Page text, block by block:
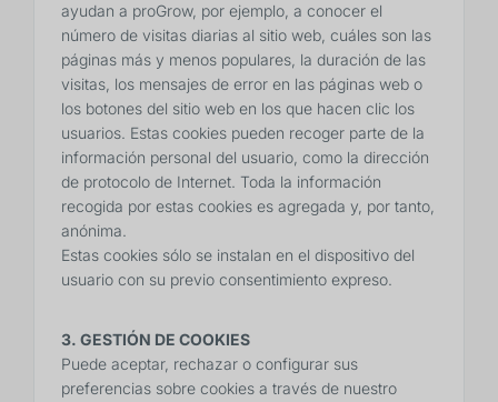
ayudan a proGrow, por ejemplo, a conocer el
número de visitas diarias al sitio web, cuáles son las
páginas más y menos populares, la duración de las
visitas, los mensajes de error en las páginas web o
los botones del sitio web en los que hacen clic los
usuarios. Estas cookies pueden recoger parte de la
información personal del usuario, como la dirección
de protocolo de Internet. Toda la información
recogida por estas cookies es agregada y, por tanto,
anónima.
Estas cookies sólo se instalan en el dispositivo del
usuario con su previo consentimiento expreso.
3. GESTIÓN DE COOKIES
Puede aceptar, rechazar o configurar sus
preferencias sobre cookies a través de nuestro